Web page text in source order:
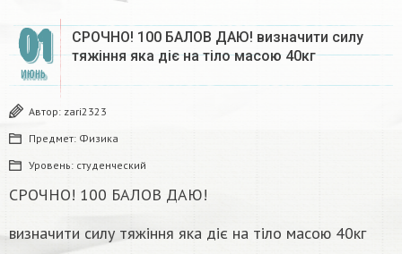
01
ИЮНЬ
СРОЧНО! 100 БАЛОВ ДАЮ! визначити силу
тяжіння яка діє на тіло масою 40кг​
Автор: zari2323
Предмет: Физика
Уровень: студенческий
СРОЧНО! 100 БАЛОВ ДАЮ!
визначити силу тяжіння яка діє на тіло масою 40кг​